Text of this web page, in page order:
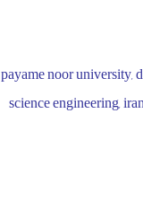
payame noor university,
science engineering,